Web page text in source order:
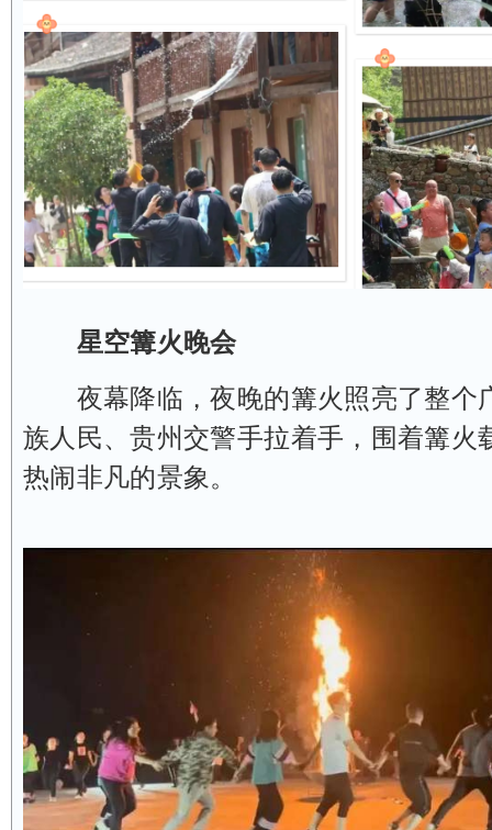
星空篝火晚会
夜幕降临，夜晚的篝火照亮了整个
族人民、贵州交警手拉着手，围着篝火
热闹非凡的景象。